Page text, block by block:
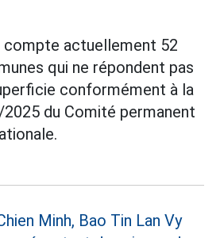
compte actuellement 52
qui ne répondent pas
conformément à la
du Comité permanent